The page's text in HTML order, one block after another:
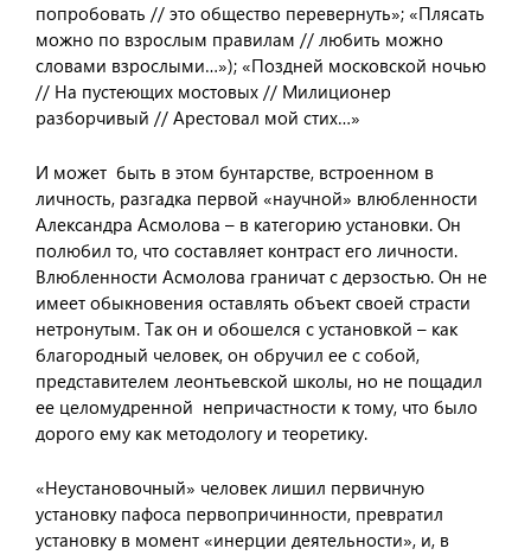
попробовать // это общество перевернуть»; «Плясать
можно по взрослым правилам // любить можно
словами взрослыми…»); «Поздней московской ночью
// На пустеющих мостовых // Милиционер
разборчивый // Арестовал мой стих…»
И может быть в этом бунтарстве, встроенном в
личность, разгадка первой «научной» влюбленности
Александра Асмолова – в категорию установки. Он
полюбил то, что составляет контраст его личности.
Влюбленности Асмолова граничат с дерзостью. Он не
имеет обыкновения оставлять объект своей страсти
нетронутым. Так он и обошелся с установкой – как
благородный человек, он обручил ее с собой,
представителем леонтьевской школы, но не пощадил
ее целомудренной непричастности к тому, что было
дорого ему как методологу и теоретику.
«Неустановочный» человек лишил первичную
установку пафоса первопричинности, превратил
установку в момент «инерции деятельности», и, в